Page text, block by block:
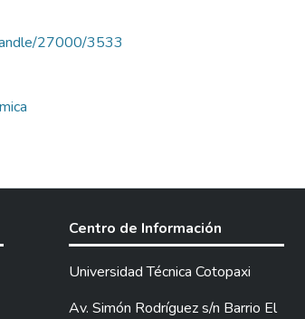
27000/3533
Centro de Información
Universidad Técnica Cotopaxi
Av. Simón Rodríguez s/n Barrio El